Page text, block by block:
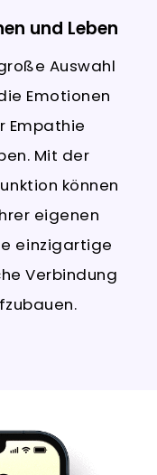
und Leben
Auswahl
Emotionen
Empathie
Mit der
können
eigenen
einzigartige
Verbindung